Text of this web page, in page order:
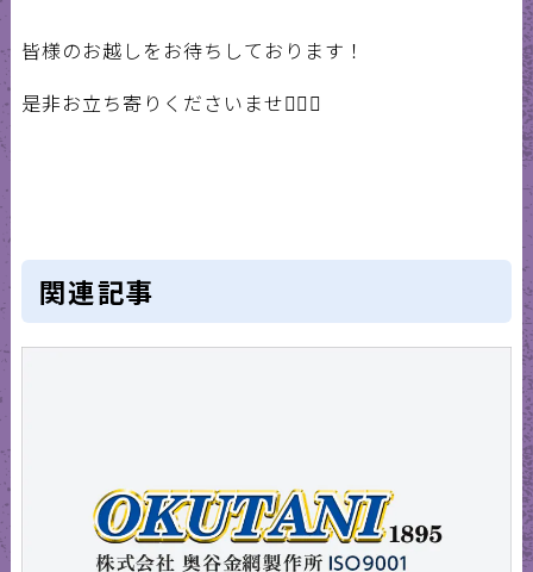
皆様のお越しをお待ちしております！
是非お立ち寄りくださいませ🙇‍♀️✨
関連記事